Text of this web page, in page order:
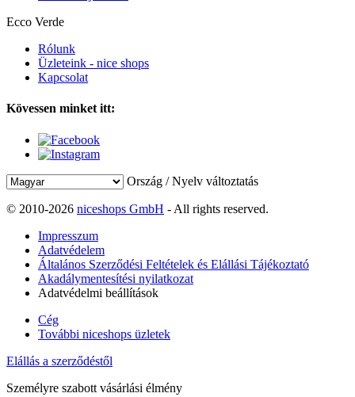
Ecco Verde
Rólunk
Üzleteink - nice shops
Kapcsolat
Kövessen minket itt:
Ország / Nyelv változtatás
© 2010-2026 niceshops GmbH - All rights reserved.
Impresszum
Adatvédelem
Általános Szerződési Feltételek és Elállási Tájékoztató
Akadálymentesítési nyilatkozat
Adatvédelmi beállítások
Cég
További niceshops üzletek
Elállás a szerződéstől
Személyre szabott vásárlási élmény